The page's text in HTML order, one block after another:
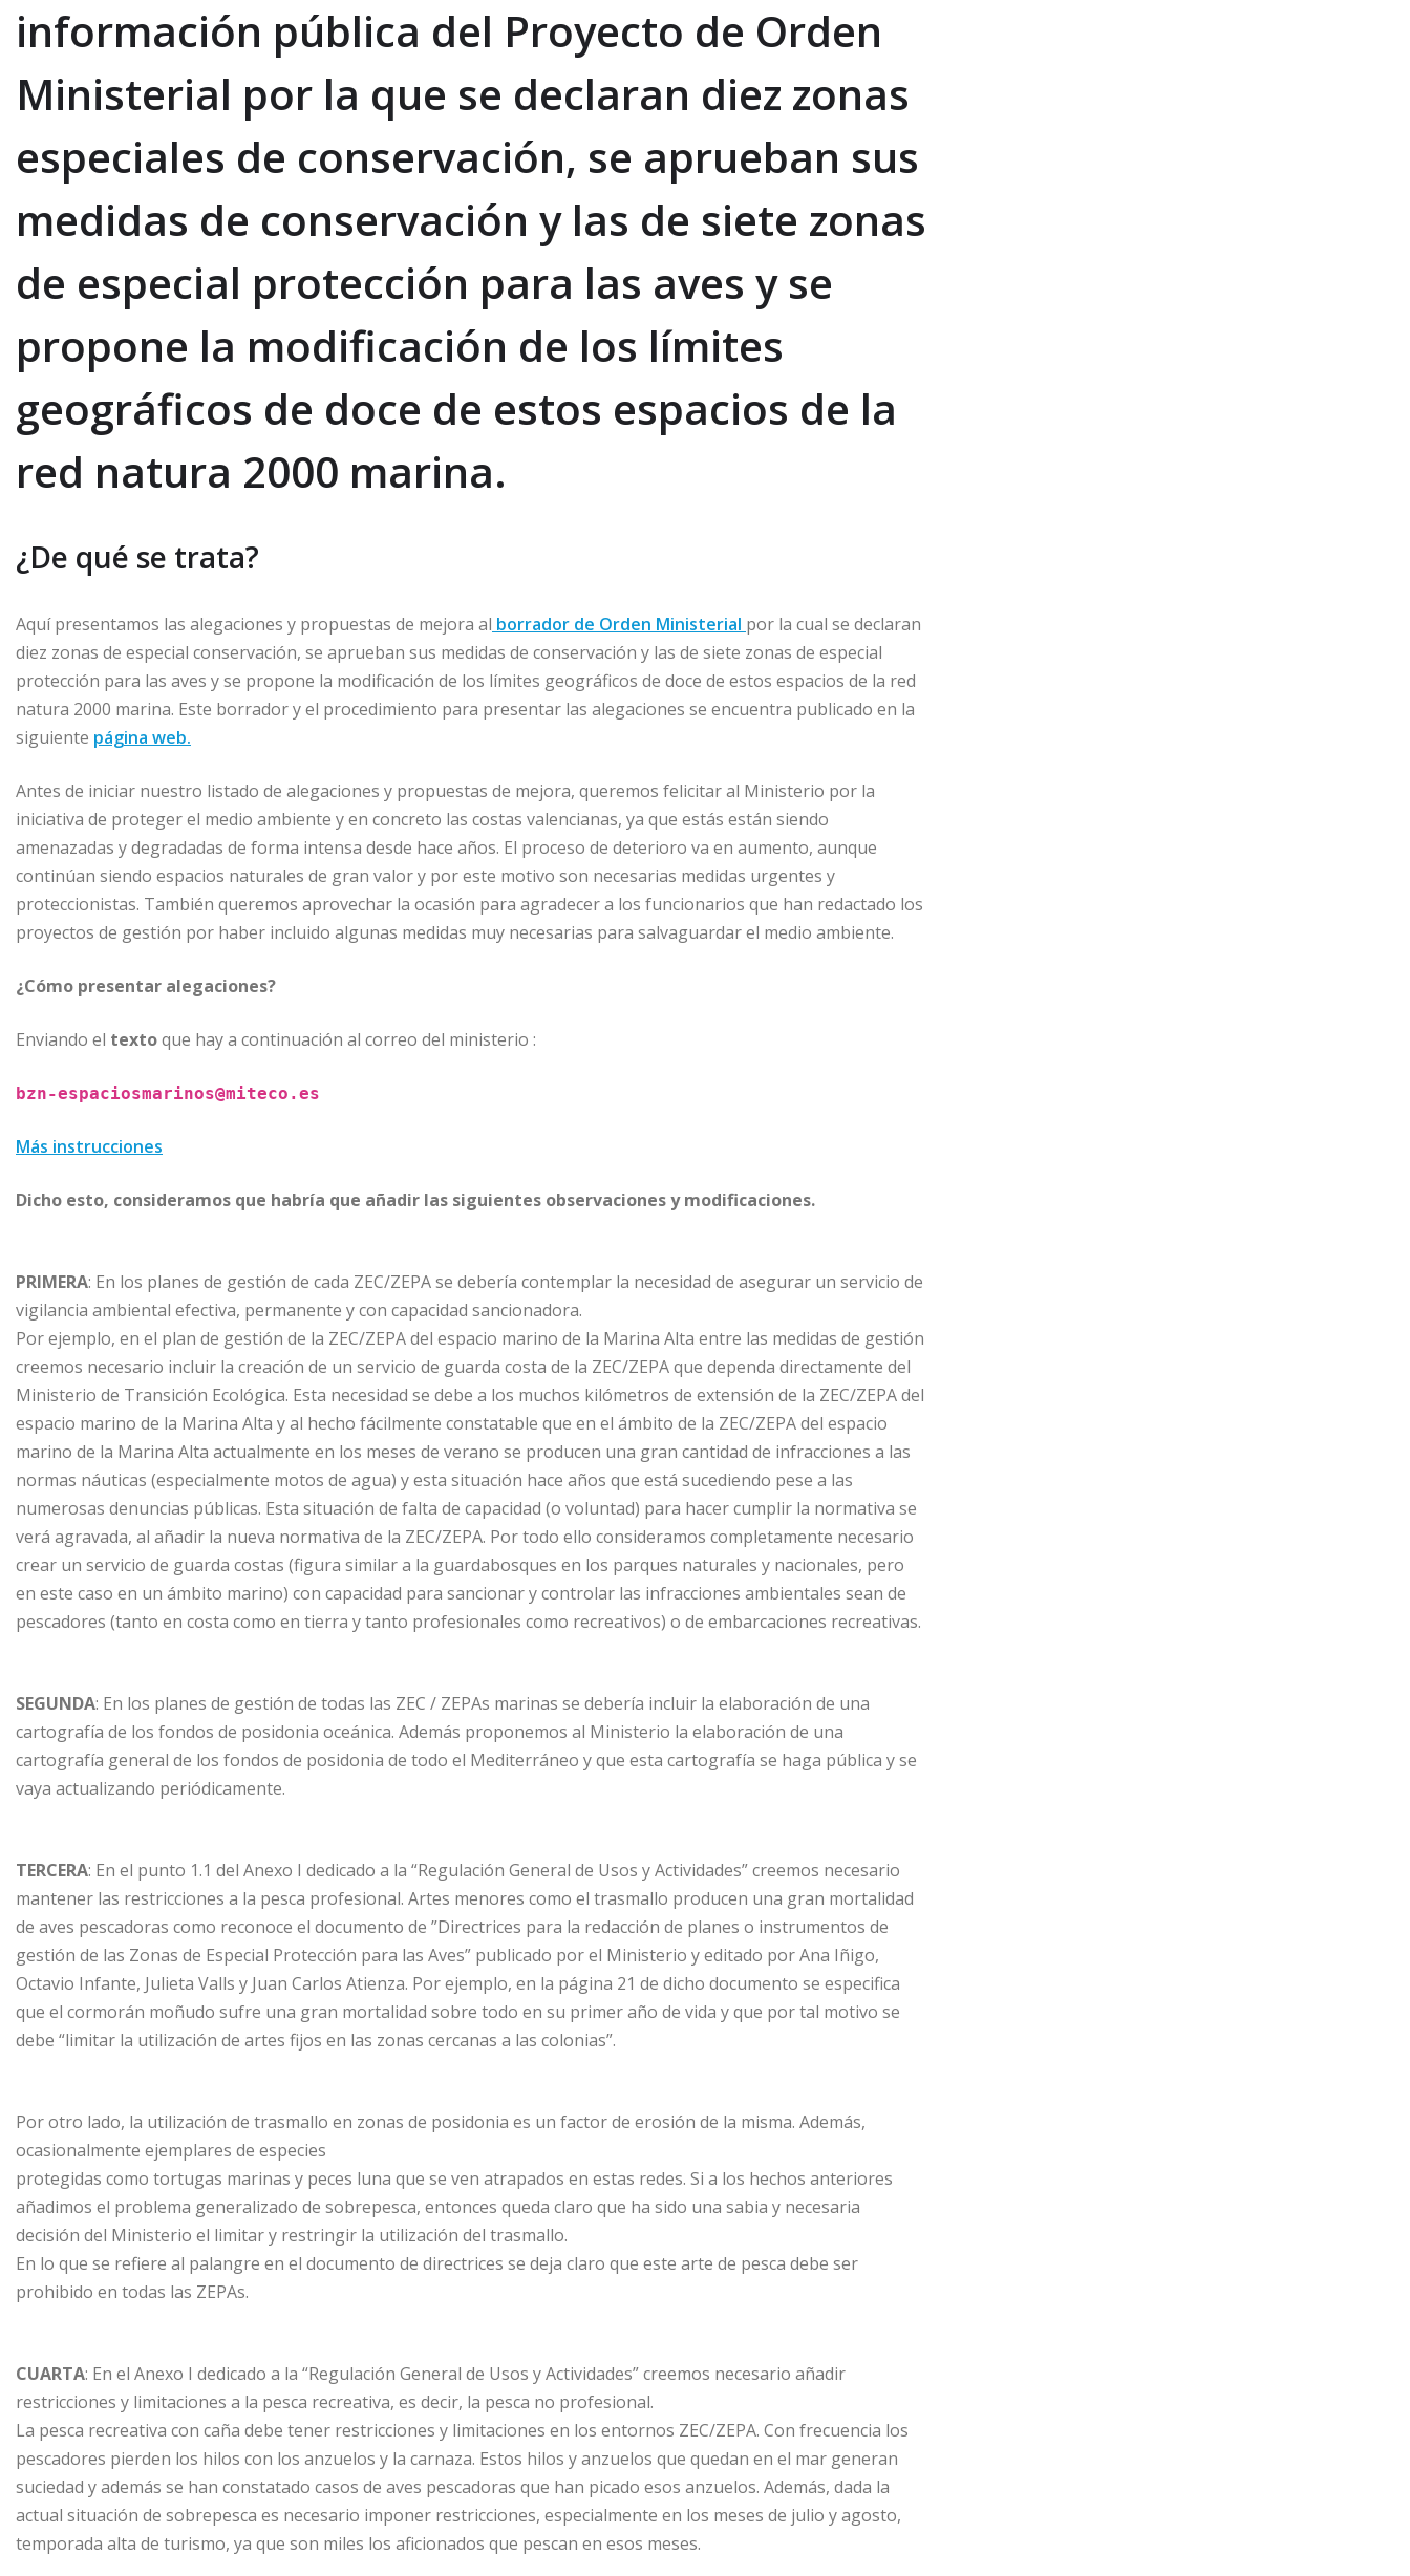
información pública del Proyecto de Orden
Ministerial por la que se declaran diez zonas
especiales de conservación, se aprueban sus
medidas de conservación y las de siete zonas
de especial protección para las aves y se
propone la modificación de los límites
geográficos de doce de estos espacios de la
red natura 2000 marina.
¿De qué se trata?
Aquí presentamos las alegaciones y propuestas de mejora al borrador de Orden Ministerial por la cual se declaran
diez zonas de especial conservación, se aprueban sus medidas de conservación y las de siete zonas de especial
protección para las aves y se propone la modificación de los límites geográficos de doce de estos espacios de la red
natura 2000 marina. Este borrador y el procedimiento para presentar las alegaciones se encuentra publicado en la
siguiente página web.
Antes de iniciar nuestro listado de alegaciones y propuestas de mejora, queremos felicitar al Ministerio por la
iniciativa de proteger el medio ambiente y en concreto las costas valencianas, ya que estás están siendo
amenazadas y degradadas de forma intensa desde hace años. El proceso de deterioro va en aumento, aunque
continúan siendo espacios naturales de gran valor y por este motivo son necesarias medidas urgentes y
proteccionistas. También queremos aprovechar la ocasión para agradecer a los funcionarios que han redactado los
proyectos de gestión por haber incluido algunas medidas muy necesarias para salvaguardar el medio ambiente.
¿Cómo presentar alegaciones?
Enviando el textoque hay a continuación al correo del ministerio :
bzn-espaciosmarinos@miteco.es
Más instrucciones
Dicho esto, consideramos que habría que añadir las siguientes observaciones y modificaciones.
PRIMERA: En los planes de gestión de cada ZEC/ZEPA se debería contemplar la necesidad de asegurar un servicio de
vigilancia ambiental efectiva, permanente y con capacidad sancionadora.
Por ejemplo, en el plan de gestión de la ZEC/ZEPA del espacio marino de la Marina Alta entre las medidas de gestión
creemos necesario incluir la creación de un servicio de guarda costa de la ZEC/ZEPA que dependa directamente del
Ministerio de Transición Ecológica. Esta necesidad se debe a los muchos kilómetros de extensión de la ZEC/ZEPA del
espacio marino de la Marina Alta y al hecho fácilmente constatable que en el ámbito de la ZEC/ZEPA del espacio
marino de la Marina Alta actualmente en los meses de verano se producen una gran cantidad de infracciones a las
normas náuticas (especialmente motos de agua) y esta situación hace años que está sucediendo pese a las
numerosas denuncias públicas. Esta situación de falta de capacidad (o voluntad) para hacer cumplir la normativa se
verá agravada, al añadir la nueva normativa de la ZEC/ZEPA. Por todo ello consideramos completamente necesario
crear un servicio de guarda costas (figura similar a la guardabosques en los parques naturales y nacionales, pero
en este caso en un ámbito marino) con capacidad para sancionar y controlar las infracciones ambientales sean de
pescadores (tanto en costa como en tierra y tanto profesionales como recreativos) o de embarcaciones recreativas.
SEGUNDA: En los planes de gestión de todas las ZEC / ZEPAs marinas se debería incluir la elaboración de una
cartografía de los fondos de posidonia oceánica. Además proponemos al Ministerio la elaboración de una
cartografía general de los fondos de posidonia de todo el Mediterráneo y que esta cartografía se haga pública y se
vaya actualizando periódicamente.
TERCERA: En el punto 1.1 del Anexo I dedicado a la “Regulación General de Usos y Actividades” creemos necesario
mantener las restricciones a la pesca profesional. Artes menores como el trasmallo producen una gran mortalidad
de aves pescadoras como reconoce el documento de ”Directrices para la redacción de planes o instrumentos de
gestión de las Zonas de Especial Protección para las Aves” publicado por el Ministerio y editado por Ana Iñigo,
Octavio Infante, Julieta Valls y Juan Carlos Atienza. Por ejemplo, en la página 21 de dicho documento se especifica
que el cormorán moñudo sufre una gran mortalidad sobre todo en su primer año de vida y que por tal motivo se
debe “limitar la utilización de artes fijos en las zonas cercanas a las colonias”.
Por otro lado, la utilización de trasmallo en zonas de posidonia es un factor de erosión de la misma. Además,
ocasionalmente ejemplares de especies
protegidas como tortugas marinas y peces luna que se ven atrapados en estas redes. Si a los hechos anteriores
añadimos el problema generalizado de sobrepesca, entonces queda claro que ha sido una sabia y necesaria
decisión del Ministerio el limitar y restringir la utilización del trasmallo.
En lo que se refiere al palangre en el documento de directrices se deja claro que este arte de pesca debe ser
prohibido en todas las ZEPAs.
CUARTA: En el Anexo I dedicado a la “Regulación General de Usos y Actividades” creemos necesario añadir
restricciones y limitaciones a la pesca recreativa, es decir, la pesca no profesional.
La pesca recreativa con caña debe tener restricciones y limitaciones en los entornos ZEC/ZEPA. Con frecuencia los
pescadores pierden los hilos con los anzuelos y la carnaza. Estos hilos y anzuelos que quedan en el mar generan
suciedad y además se han constatado casos de aves pescadoras que han picado esos anzuelos. Además, dada la
actual situación de sobrepesca es necesario imponer restricciones, especialmente en los meses de julio y agosto,
temporada alta de turismo, ya que son miles los aficionados que pescan en esos meses.